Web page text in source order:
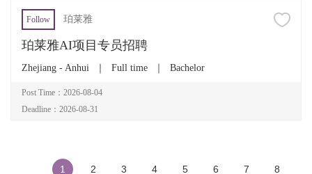
Follow 珀莱雅
珀莱雅AI项目专员招聘
Zhejiang - Anhui Full time Bachelor
Post Time：2026-08-04
Deadline：2026-08-31
1 2 3 4 5 6 7 8